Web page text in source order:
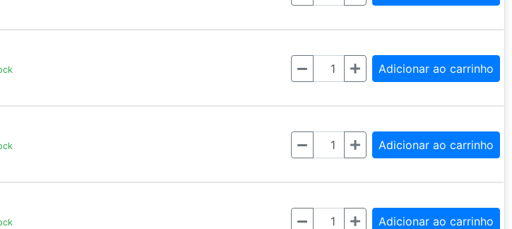
Quantidade Adicionar ao carrinho
Quantidade Adicionar ao carrinho
Quantidade Adicionar ao carrinho